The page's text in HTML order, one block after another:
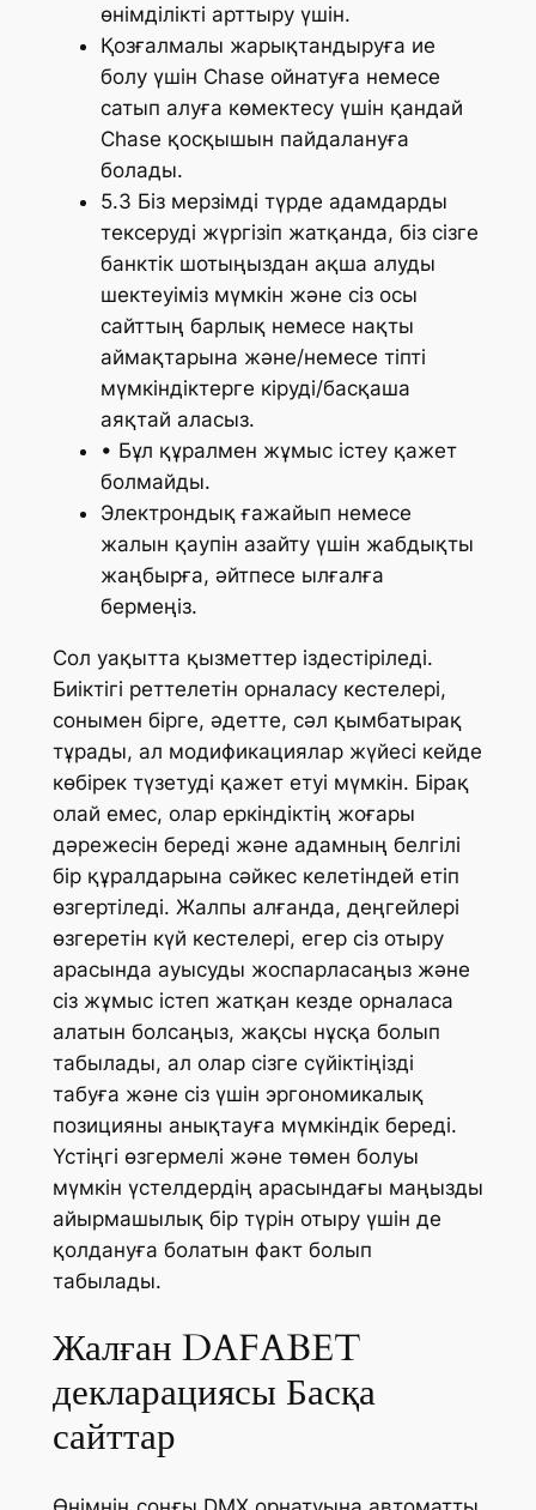
өнімділікті арттыру үшін.
Қозғалмалы жарықтандыруға ие
болу үшін Chase ойнатуға немесе
сатып алуға көмектесу үшін қандай
Chase қосқышын пайдалануға
болады.
5.3 Біз мерзімді түрде адамдарды
тексеруді жүргізіп жатқанда, біз сізге
банктік шотыңыздан ақша алуды
шектеуіміз мүмкін және сіз осы
сайттың барлық немесе нақты
аймақтарына және/немесе тіпті
мүмкіндіктерге кіруді/басқаша
аяқтай аласыз.
• Бұл құралмен жұмыс істеу қажет
болмайды.
Электрондық ғажайып немесе
жалын қаупін азайту үшін жабдықты
жаңбырға, әйтпесе ылғалға
бермеңіз.
Сол уақытта қызметтер іздестіріледі.
Биіктігі реттелетін орналасу кестелері,
сонымен бірге, әдетте, сәл қымбатырақ
тұрады, ал модификациялар жүйесі кейде
көбірек түзетуді қажет етуі мүмкін. Бірақ
олай емес, олар еркіндіктің жоғары
дәрежесін береді және адамның белгілі
бір құралдарына сәйкес келетіндей етіп
өзгертіледі. Жалпы алғанда, деңгейлері
өзгеретін күй кестелері, егер сіз отыру
арасында ауысуды жоспарласаңыз және
сіз жұмыс істеп жатқан кезде орналаса
алатын болсаңыз, жақсы нұсқа болып
табылады, ал олар сізге сүйіктіңізді
табуға және сіз үшін эргономикалық
позицияны анықтауға мүмкіндік береді.
Үстіңгі өзгермелі және төмен болуы
мүмкін үстелдердің арасындағы маңызды
айырмашылық бір түрін отыру үшін де
қолдануға болатын факт болып
табылады.
Жалған DAFABET
декларациясы Басқа
сайттар